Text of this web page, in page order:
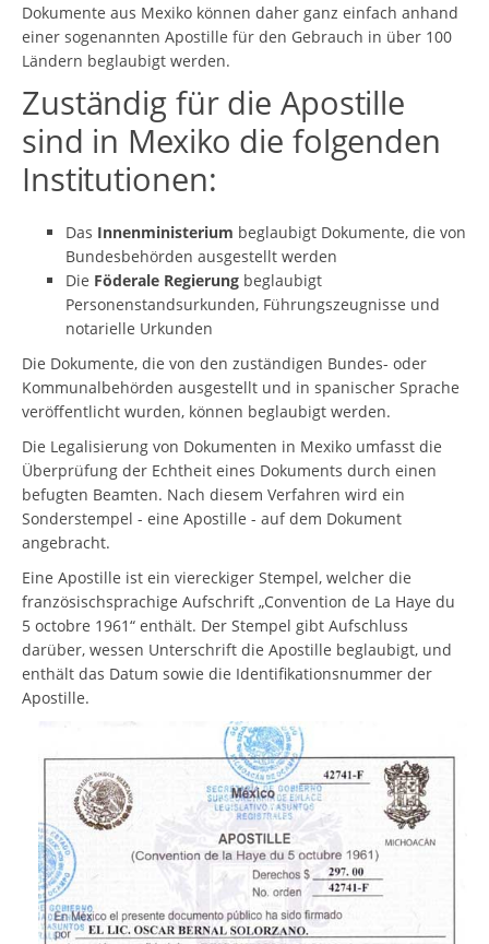
Dokumente aus Mexiko können daher ganz einfach anhand
einer sogenannten Apostille für den Gebrauch in über 100
Ländern beglaubigt werden.
Zuständig für die Apostille
sind in Mexiko die folgenden
Institutionen:
Das Innenministerium beglaubigt Dokumente, die von
Bundesbehörden ausgestellt werden
Die Föderale Regierung beglaubigt
Personenstandsurkunden, Führungszeugnisse und
notarielle Urkunden
Die Dokumente, die von den zuständigen Bundes- oder
Kommunalbehörden ausgestellt und in spanischer Sprache
veröffentlicht wurden, können beglaubigt werden.
Die Legalisierung von Dokumenten in Mexiko umfasst die
Überprüfung der Echtheit eines Dokuments durch einen
befugten Beamten. Nach diesem Verfahren wird ein
Sonderstempel - eine Apostille - auf dem Dokument
angebracht.
Eine Apostille ist ein viereckiger Stempel, welcher die
französischsprachige Aufschrift „Convention de La Haye du
5 octobre 1961“ enthält. Der Stempel gibt Aufschluss
darüber, wessen Unterschrift die Apostille beglaubigt, und
enthält das Datum sowie die Identifikationsnummer der
Apostille.